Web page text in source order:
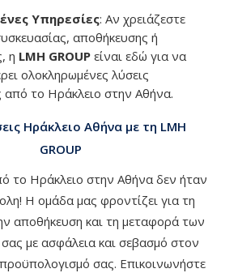
Υπηρεσίες: Αν χρειάζεστε
αποθήκευσης ή
η LMH GROUP είναι εδώ για να
ολοκληρωμένες λύσεις
από το Ηράκλειο στην Αθήνα.
Ηράκλειο Αθήνα με τη LMH
GROUP
το Ηράκλειο στην Αθήνα δεν ήταν
Η ομάδα μας φροντίζει για τη
αποθήκευση και τη μεταφορά των
με ασφάλεια και σεβασμό στον
σας. Επικοινωνήστε